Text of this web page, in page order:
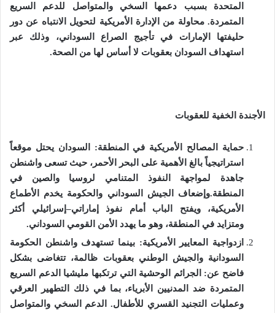
المتحدة بسبب دعمها السخي والمتواصل للدعم السريع
المتمردة.محاولة من الإدارة الأمريكية لتحويل الانتباه عن دور
حليفتها الإمارات في تأجيج الصراع السوداني، وذلك عبر
استهداف السودان بعقوبات لا أساس لها من الصحة.
الأجندة الخفية للعقوبات
حماية المصالح الأمريكية في المنطقة:
السودان يحتل موقعاً
استراتيجياً بالغ الأهمية على البحر الأحمر، حيث تسعى واشنطن
جاهدة لمواجهة النفوذ المتنامي لروسيا والصين في
المنطقة.وإضعاف الجيش السوداني والحكومة يخدم الأطماع
الأمريكية، ويفتح الباب أمام نفوذ إماراتي– إسرائيلي أكثر
ومتزايد في المنطقة، وهو ما يهدد الأمن القومي السوداني.
ازدواجية المعايير الأمريكية: بينما تستهدف واشنطن الحكومة
السودانية والجيش الوطني بعقوبات ظالمة، تتغاضى بشكل
فاضح عن:
الجرائم الوحشية التي ترتكبها مليشيا الدعم السريع
المتمردة ضد المدنيين الأبرياء، بما في ذلك التطهير العرقي
وعمليات التجنيد القسري للأطفال.
الدعم السخي والمتواصل